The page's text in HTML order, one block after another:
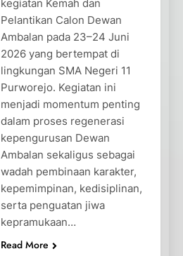
kegiatan Kemah dan
Pelantikan Calon Dewan
Ambalan pada 23–24 Juni
2026 yang bertempat di
lingkungan SMA Negeri 11
Purworejo. Kegiatan ini
menjadi momentum penting
dalam proses regenerasi
kepengurusan Dewan
Ambalan sekaligus sebagai
wadah pembinaan karakter,
kepemimpinan, kedisiplinan,
serta penguatan jiwa
kepramukaan…
Read More